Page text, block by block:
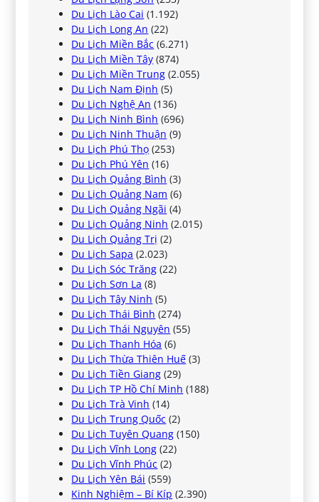
Du Lịch Lào Cai (1.192)
Du Lịch Long An (22)
Du Lịch Miền Bắc (6.271)
Du Lịch Miền Tây (874)
Du Lịch Miền Trung (2.055)
Du Lịch Nam Định (5)
Du Lịch Nghệ An (136)
Du Lịch Ninh Bình (696)
Du Lịch Ninh Thuận (9)
Du Lịch Phú Thọ (253)
Du Lịch Phú Yên (16)
Du Lịch Quảng Bình (3)
Du Lịch Quảng Nam (6)
Du Lịch Quảng Ngãi (4)
Du Lịch Quảng Ninh (2.015)
Du Lịch Quảng Trị (2)
Du Lịch Sapa (2.023)
Du Lịch Sóc Trăng (22)
Du Lịch Sơn La (8)
Du Lịch Tây Ninh (5)
Du Lịch Thái Bình (274)
Du Lịch Thái Nguyên (55)
Du Lịch Thanh Hóa (6)
Du Lịch Thừa Thiên Huế (3)
Du Lịch Tiền Giang (29)
Du Lịch TP Hồ Chí Minh (188)
Du Lịch Trà Vinh (14)
Du Lịch Trung Quốc (2)
Du Lịch Tuyên Quang (150)
Du Lịch Vĩnh Long (22)
Du Lịch Vĩnh Phúc (2)
Du Lịch Yên Bái (559)
Kinh Nghiệm – Bí Kíp (2.390)